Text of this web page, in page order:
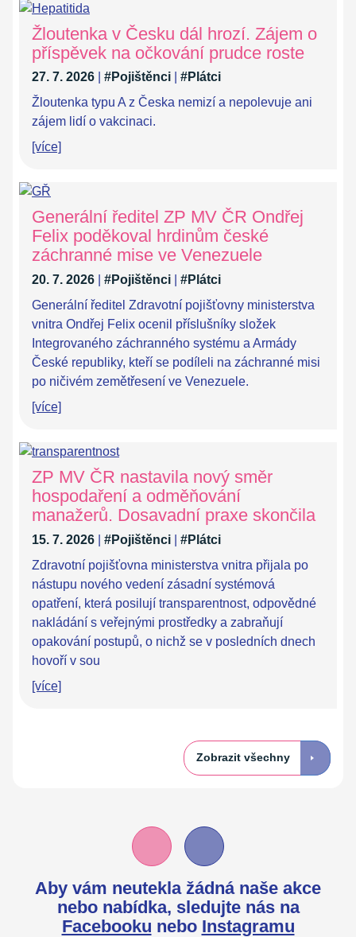
Žloutenka v Česku dál hrozí. Zájem o
příspěvek na očkování prudce roste
27. 7. 2026 #Pojištěnci
#Plátci
Žloutenka typu A z Česka nemizí a nepolevuje ani
zájem lidí o vakcinaci.
[více]
Generální ředitel ZP MV ČR Ondřej
Felix poděkoval hrdinům české
záchranné mise ve Venezuele
20. 7. 2026 #Pojištěnci
#Plátci
Generální ředitel Zdravotní pojišťovny ministerstva
vnitra Ondřej Felix ocenil příslušníky složek
Integrovaného záchranného systému a Armády
České republiky, kteří se podíleli na záchranné misi
po ničivém zemětřesení ve Venezuele.
[více]
ZP MV ČR nastavila nový směr
hospodaření a odměňování
manažerů. Dosavadní praxe skončila
15. 7. 2026 #Pojištěnci
#Plátci
Zdravotní pojišťovna ministerstva vnitra přijala po
nástupu nového vedení zásadní systémová
opatření, která posilují transparentnost, odpovědné
nakládání s veřejnými prostředky a zabraňují
opakování postupů, o nichž se v posledních dnech
hovoří v sou
[více]
Zobrazit všechny
Aby vám neutekla žádná naše akce
nebo nabídka, sledujte nás na
Facebooku nebo Instagramu